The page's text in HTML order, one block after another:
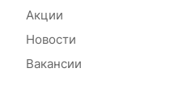
Акции
Новости
Вакансии